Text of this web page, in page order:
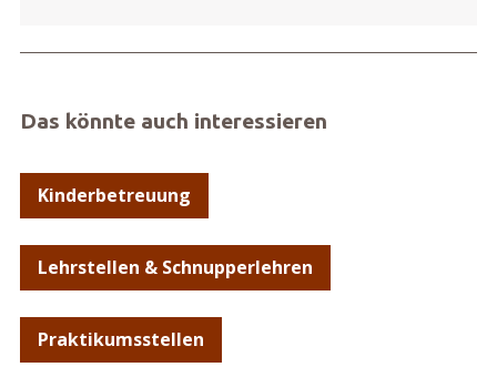
Das könnte auch interessieren
Kinderbetreuung
Lehrstellen & Schnupperlehren
Praktikumsstellen